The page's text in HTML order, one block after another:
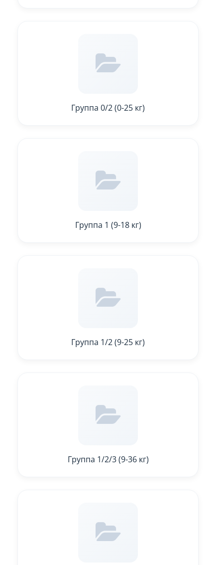
Группа 0/2 (0-25 кг)
Группа 1 (9-18 кг)
Группа 1/2 (9-25 кг)
Группа 1/2/3 (9-36 кг)